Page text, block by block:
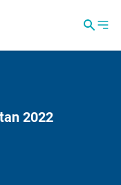
2022